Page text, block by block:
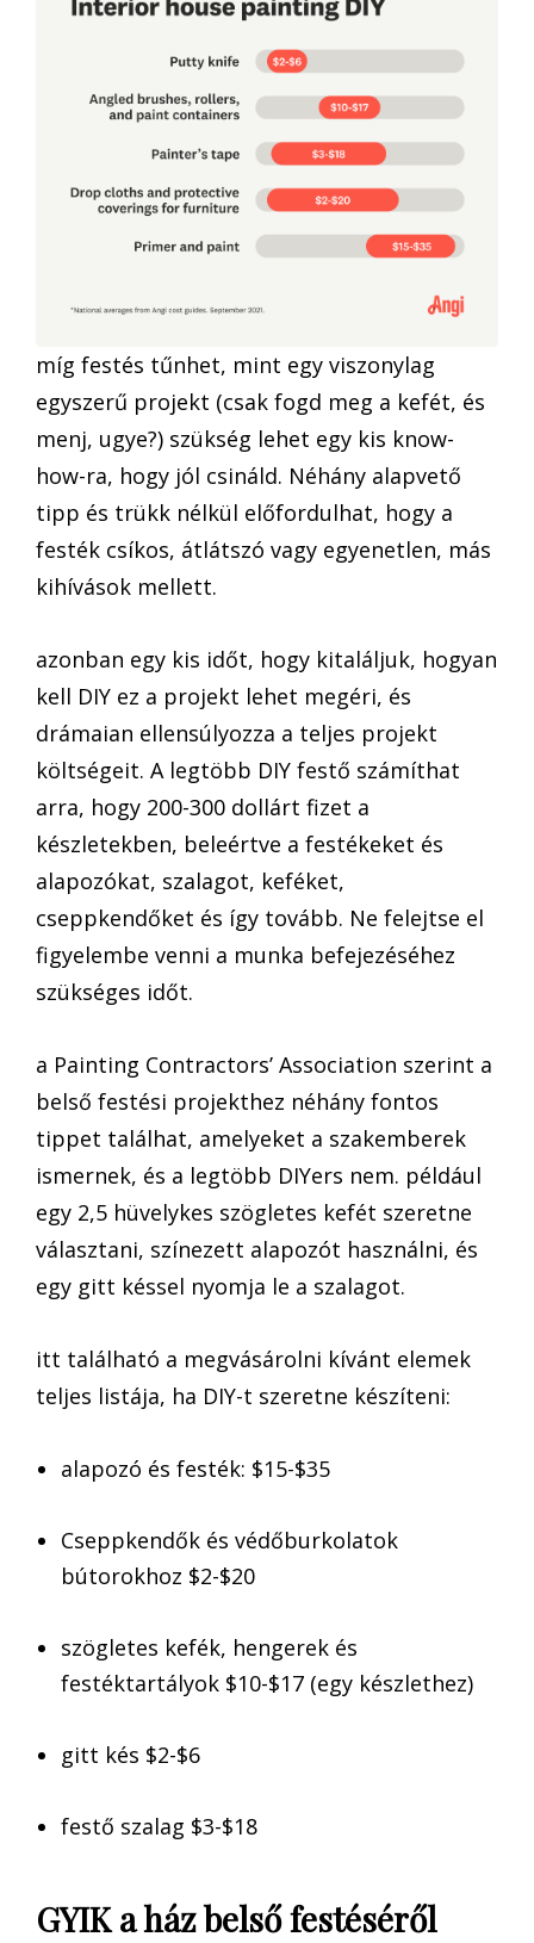
míg festés tűnhet, mint egy viszonylag
egyszerű projekt (csak fogd meg a kefét, és
menj, ugye?) szükség lehet egy kis know-
how-ra, hogy jól csináld. Néhány alapvető
tipp és trükk nélkül előfordulhat, hogy a
festék csíkos, átlátszó vagy egyenetlen, más
kihívások mellett.
azonban egy kis időt, hogy kitaláljuk, hogyan
kell DIY ez a projekt lehet megéri, és
drámaian ellensúlyozza a teljes projekt
költségeit. A legtöbb DIY festő számíthat
arra, hogy 200-300 dollárt fizet a
készletekben, beleértve a festékeket és
alapozókat, szalagot, keféket,
cseppkendőket és így tovább. Ne felejtse el
figyelembe venni a munka befejezéséhez
szükséges időt.
a Painting Contractors’ Association szerint a
belső festési projekthez néhány fontos
tippet találhat, amelyeket a szakemberek
ismernek, és a legtöbb DIYers nem. például
egy 2,5 hüvelykes szögletes kefét szeretne
választani, színezett alapozót használni, és
egy gitt késsel nyomja le a szalagot.
itt található a megvásárolni kívánt elemek
teljes listája, ha DIY-t szeretne készíteni:
alapozó és festék: $15-$35
Cseppkendők és védőburkolatok
bútorokhoz $2-$20
szögletes kefék, hengerek és
festéktartályok $10-$17 (egy készlethez)
gitt kés $2-$6
festő szalag $3-$18
GYIK a ház belső festéséről